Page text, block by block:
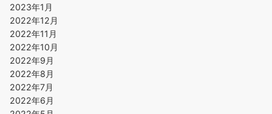
2023年1月
2022年12月
2022年11月
2022年10月
2022年9月
2022年8月
2022年7月
2022年6月